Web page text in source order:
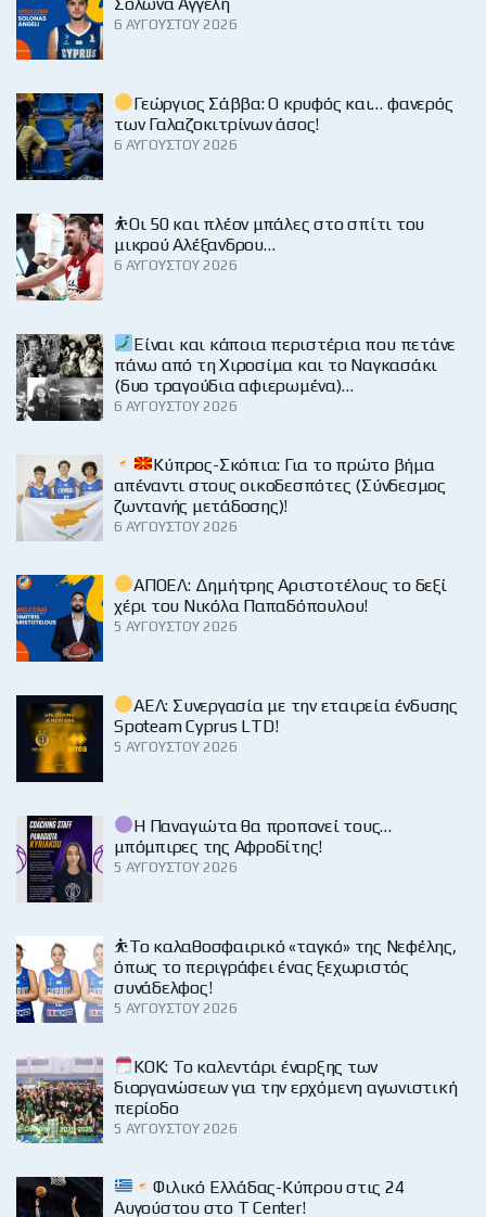
6 ΑΥΓΟΎΣΤΟΥ 2026
Γεώργιος Σάββα: Ο κρυφός και… φανερός
των Γαλαζοκιτρίνων άσος!
6 ΑΥΓΟΎΣΤΟΥ 2026
⛹️Οι 50 και πλέον μπάλες στο σπίτι του
μικρού Αλέξανδρου…
6 ΑΥΓΟΎΣΤΟΥ 2026
Είναι και κάποια περιστέρια που πετάνε
πάνω από τη Χιροσίμα και το Ναγκασάκι
(δυο τραγούδια αφιερωμένα)…
6 ΑΥΓΟΎΣΤΟΥ 2026
Κύπρος-Σκόπια: Για το πρώτο βήμα
απέναντι στους οικοδεσπότες (Σύνδεσμος
ζωντανής μετάδοσης)!
6 ΑΥΓΟΎΣΤΟΥ 2026
ΑΠΟΕΛ: Δημήτρης Αριστοτέλους το δεξί
χέρι του Νικόλα Παπαδόπουλου!
5 ΑΥΓΟΎΣΤΟΥ 2026
ΑΕΛ: Συνεργασία με την εταιρεία ένδυσης
Spoteam Cyprus LTD!
5 ΑΥΓΟΎΣΤΟΥ 2026
Η Παναγιώτα θα προπονεί τους…
μπόμπιρες της Αφροδίτης!
5 ΑΥΓΟΎΣΤΟΥ 2026
⛹️‍Το καλαθοσφαιρικό «ταγκό» της Νεφέλης,
όπως το περιγράφει ένας ξεχωριστός
συνάδελφος!
5 ΑΥΓΟΎΣΤΟΥ 2026
KOK: Το καλεντάρι έναρξης των
διοργανώσεων για την ερχόμενη αγωνιστική
περίοδο
5 ΑΥΓΟΎΣΤΟΥ 2026
Φιλικό Ελλάδας-Κύπρου στις 24
Αυγούστου στο Τ Center!